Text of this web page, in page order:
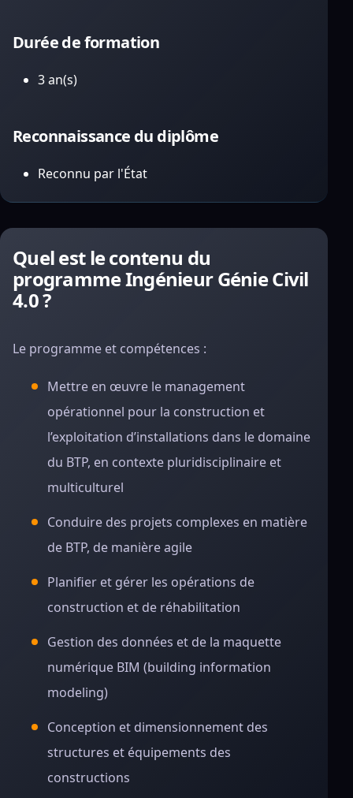
Durée de formation
3 an(s)
Reconnaissance du diplôme
Reconnu par l'État
Quel est le contenu du
programme Ingénieur Génie Civil
4.0 ?
Le programme et compétences :
Mettre en œuvre le management
opérationnel pour la construction et
l’exploitation d’installations dans le domaine
du BTP, en contexte pluridisciplinaire et
multiculturel
Conduire des projets complexes en matière
de BTP, de manière agile
Planifier et gérer les opérations de
construction et de réhabilitation
Gestion des données et de la maquette
numérique BIM (building information
modeling)
Conception et dimensionnement des
structures et équipements des
constructions